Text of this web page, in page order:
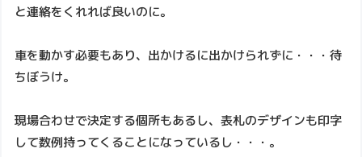
と連絡をくれれば良いのに。
車を動かす必要もあり、出かけるに出かけられずに・・・待
ちぼうけ。
現場合わせで決定する個所もあるし、表札のデザインも印字
して数例持ってくることになっているし・・・。